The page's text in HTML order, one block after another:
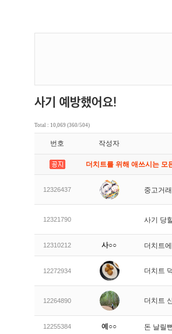
Total : 10,069 (360/504)
번호 작성자
더치트를 위해 애쓰시는 모
12326437 중고거
12321790 사기 당
12310212 사○○ 더치트
12272934 더치트
12264890 더치트
12255384 예○○ 돈 날릴